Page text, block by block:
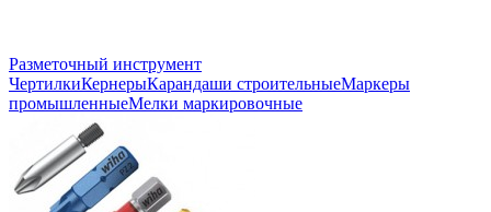
Разметочный инструмент
ЧертилкиКернерыКарандаши строительныеМаркеры
промышленныеМелки маркировочные